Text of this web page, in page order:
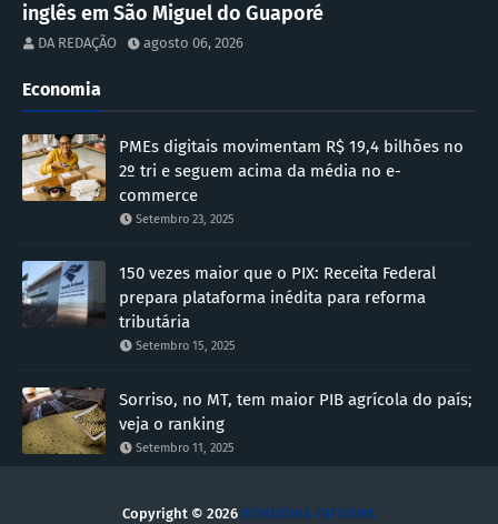
inglês em São Miguel do Guaporé
DA REDAÇÃO agosto 06, 2026
Economia
PMEs digitais movimentam R$ 19,4 bilhões no
2º tri e seguem acima da média no e-
commerce
Setembro 23, 2025
150 vezes maior que o PIX: Receita Federal
prepara plataforma inédita para reforma
tributária
Setembro 15, 2025
Sorriso, no MT, tem maior PIB agrícola do país;
veja o ranking
Setembro 11, 2025
Copyright © 2026 RONDÔNIA INFORMA